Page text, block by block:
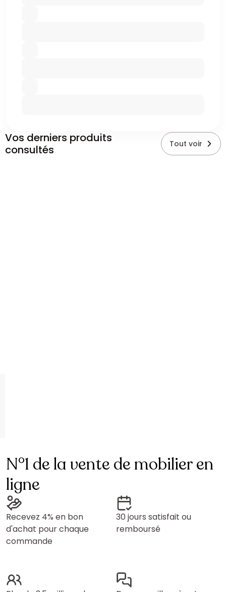
Vos derniers produits
consultés
Tout voir
N°1 de la vente de mobilier en
ligne
Recevez 4% en bon
d'achat pour chaque
commande
30 jours satisfait ou
remboursé